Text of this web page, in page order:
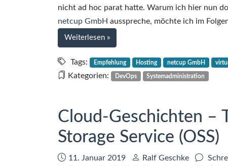
nicht ad hoc parat hatte. Warum ich hier nun
netcup GmbH ausspreche, möchte ich im
Weiterlesen bei
Meine
Hosting-
Empfehlung:
»
Tags: Empfehlung Hosting netcup GmbH
Kategorien: DevOps Systemadministration
Cloud-Geschichten –
Storage Service (OSS)
Datum:
11. Januar 2019 Autor:
Ralf Geschke